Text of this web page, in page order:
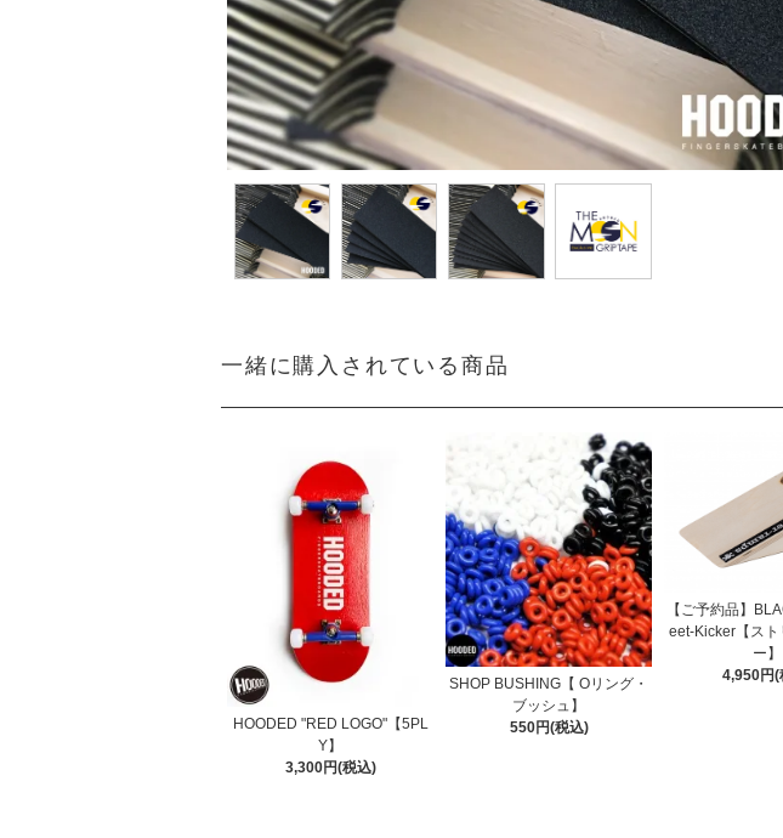
一緒に購入されている商品
HOODED "RED LOGO"【5PL
Y】
3,300円(税込)
SHOP BUSHING【 Oリング・
ブッシュ】
550円(税込)
【ご予約品】
eet-Kicker【スト
ー】
4,950円(